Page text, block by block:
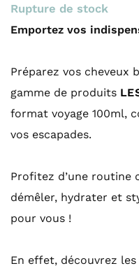
Rupture de stock
Emportez vos
Préparez vos cheveux
gamme de produits
format voyage 100ml,
vos escapades.
Profitez d’une routine
démêler, hydrater et
pour vous !
En effet, découvrez